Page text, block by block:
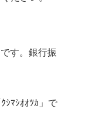
す。銀行振
ｼﾏｼｵｵﾂｶ」で